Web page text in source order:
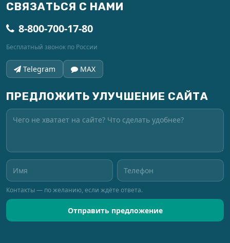
СВЯЗАТЬСЯ С НАМИ
8-800-700-17-80
Бесплатный звонок по России
Telegram MAX
ПРЕДЛОЖИТЬ УЛУЧШЕНИЕ САЙТА
Контакты — по желанию, если ждёте ответа.
Отправить предложение